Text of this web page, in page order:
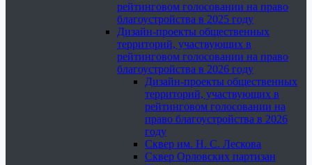
рейтинговом голосовании на право
благоустройства в 2025 году
Дизайн-проекты общественных
территорий, участвующих в
рейтинговом голосовании на право
благоустройства в 2026 году
Дизайн-проекты общественных
территорий, участвующих в
рейтинговом голосовании на
право благоустройства в 2026
году
Сквер им. Н. С. Лескова
Сквер Орловских партизан